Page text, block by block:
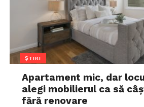
ȘTIRI
Apartament mic, dar
alegi mobilierul ca să
fără renovare